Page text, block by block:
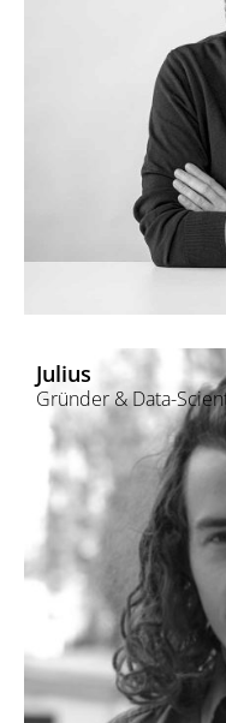
Christoph studierte
Stationen in Paris, St.
anschließende
auf Entwurfsprozesse.
Als Beirat des MAIV
Nach Kooperationen
gemeinsam mit Daniel
Daniel studierte
Kyoto und ETH Zürich.
Berufliche Stationen bei
Foster + Partners
unterschiedlichste
Als Mitgründer und
konnte er einiges an
Julius
Gründer & Data-